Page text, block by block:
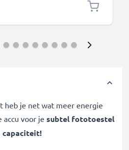
heb je net wat meer energie
accu voor je subtel fototoestel
capaciteit!